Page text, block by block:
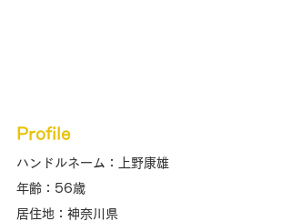
Profile
ハンドルネーム：上野康雄
年齢：56歳
居住地：神奈川県